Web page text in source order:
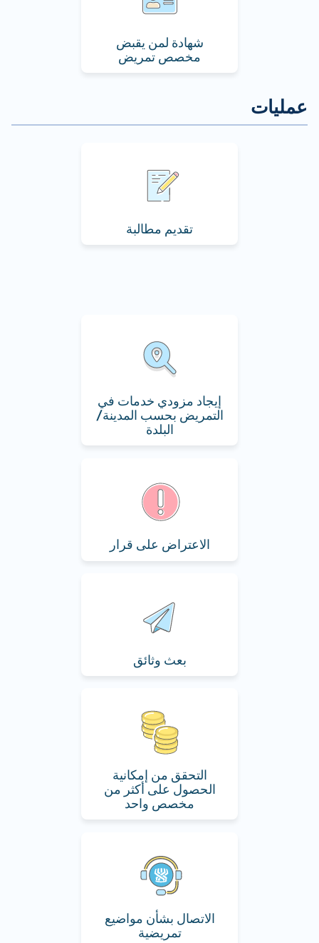
شهادة لمن يقبض
مخصص تمريض
تقديم مطالبة
إيجاد مزودي خدمات في
التمريض بحسب المدينة/
البلدة
الاعتراض على قرار
بعث وثائق
التحقق من إمكانية
الحصول على أكثر من
مخصص واحد
الاتصال بشأن مواضيع
تمريضية